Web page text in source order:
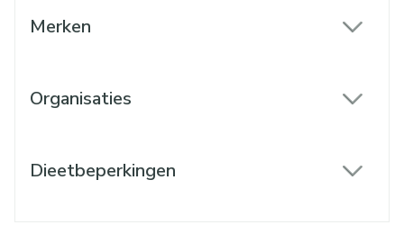
Merken
Organisaties
Dieetbeperkingen